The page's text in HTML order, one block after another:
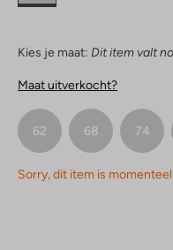
Kies je maat: Dit item valt
Maat uitverkocht?
62 68 74
Sorry, dit item is